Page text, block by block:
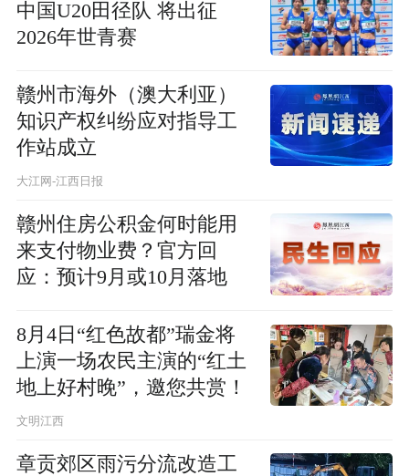
中国U20田径队 将出征
2026年世青赛
赣州市海外（澳大利亚）
知识产权纠纷应对指导工
作站成立
大江网-江西日报
赣州住房公积金何时能用
来支付物业费？官方回
应：预计9月或10月落地
8月4日“红色故都”瑞金将
上演一场农民主演的“红土
地上好村晚”，邀您共赏！
文明江西
章贡郊区雨污分流改造工